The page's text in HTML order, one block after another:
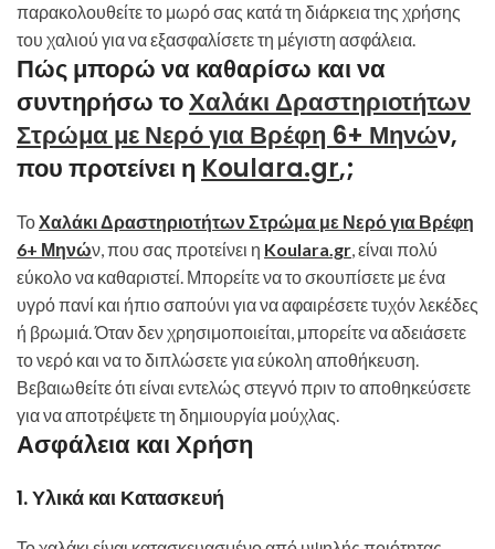
παρακολουθείτε το μωρό σας κατά τη διάρκεια της χρήσης
του χαλιού για να εξασφαλίσετε τη μέγιστη ασφάλεια.
Πώς μπορώ να καθαρίσω και να
συντηρήσω τοΧαλάκι Δραστηριοτήτων
Στρώμα με Νερό για Βρέφη 6+ Μηνών,
που προτείνει η Koulara.gr,;
ΤοΧαλάκι Δραστηριοτήτων Στρώμα με Νερό για Βρέφη
6+ Μηνών, που σας προτείνει η Koulara.gr, είναι πολύ
εύκολο να καθαριστεί. Μπορείτε να το σκουπίσετε με ένα
υγρό πανί και ήπιο σαπούνι για να αφαιρέσετε τυχόν λεκέδες
ή βρωμιά. Όταν δεν χρησιμοποιείται, μπορείτε να αδειάσετε
το νερό και να το διπλώσετε για εύκολη αποθήκευση.
Βεβαιωθείτε ότι είναι εντελώς στεγνό πριν το αποθηκεύσετε
για να αποτρέψετε τη δημιουργία μούχλας.
Ασφάλεια και Χρήση
1.Υλικά και Κατασκευή